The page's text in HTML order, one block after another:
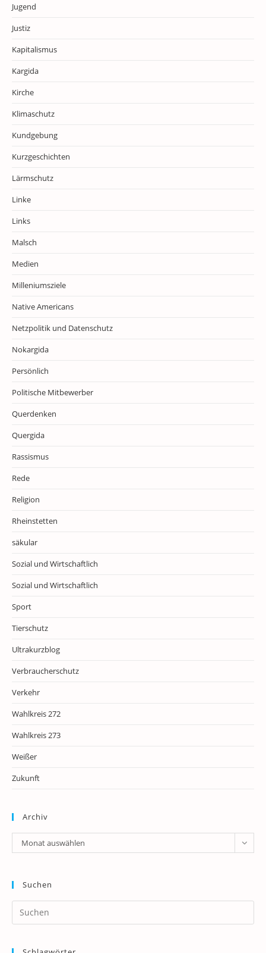
Jugend
Justiz
Kapitalismus
Kargida
Kirche
Klimaschutz
Kundgebung
Kurzgeschichten
Lärmschutz
Linke
Links
Malsch
Medien
Milleniumsziele
Native Americans
Netzpolitik und Datenschutz
Nokargida
Persönlich
Politische Mitbewerber
Querdenken
Quergida
Rassismus
Rede
Religion
Rheinstetten
säkular
Sozial und Wirtschaftlich
Sozial und Wirtschaftlich
Sport
Tierschutz
Ultrakurzblog
Verbraucherschutz
Verkehr
Wahlkreis 272
Wahlkreis 273
Weißer
Zukunft
Archiv
Archiv
Monat auswählen
Suchen